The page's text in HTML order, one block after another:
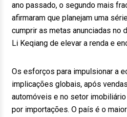
ano passado, o segundo mais
afirmaram que planejam uma
cumprir as metas anunciadas no
Li Keqiang de elevar a renda e
Os esforços para impulsionar a
implicações globais, após
automóveis e no setor
por importações. O país é o